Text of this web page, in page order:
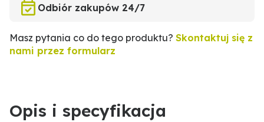
Odbiór zakupów 24/7
Masz pytania co do tego produktu? Skontaktuj się z
nami przez formularz
Opis i specyfikacja